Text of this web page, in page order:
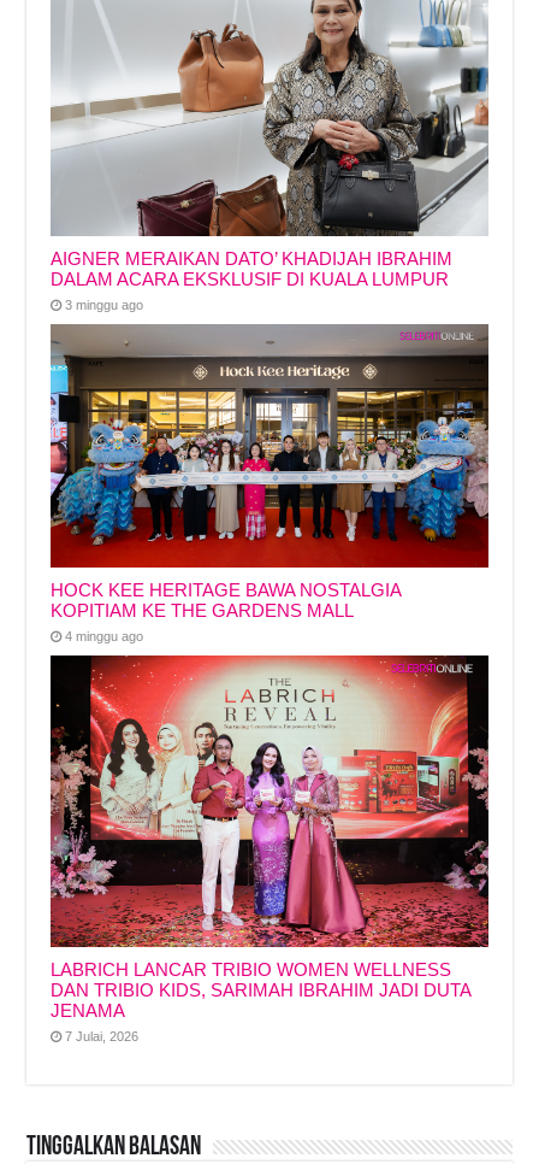
AIGNER MERAIKAN DATO’ KHADIJAH IBRAHIM
DALAM ACARA EKSKLUSIF DI KUALA LUMPUR
3 minggu ago
HOCK KEE HERITAGE BAWA NOSTALGIA
KOPITIAM KE THE GARDENS MALL
4 minggu ago
LABRICH LANCAR TRIBIO WOMEN WELLNESS
DAN TRIBIO KIDS, SARIMAH IBRAHIM JADI DUTA
JENAMA
7 Julai, 2026
Tinggalkan Balasan